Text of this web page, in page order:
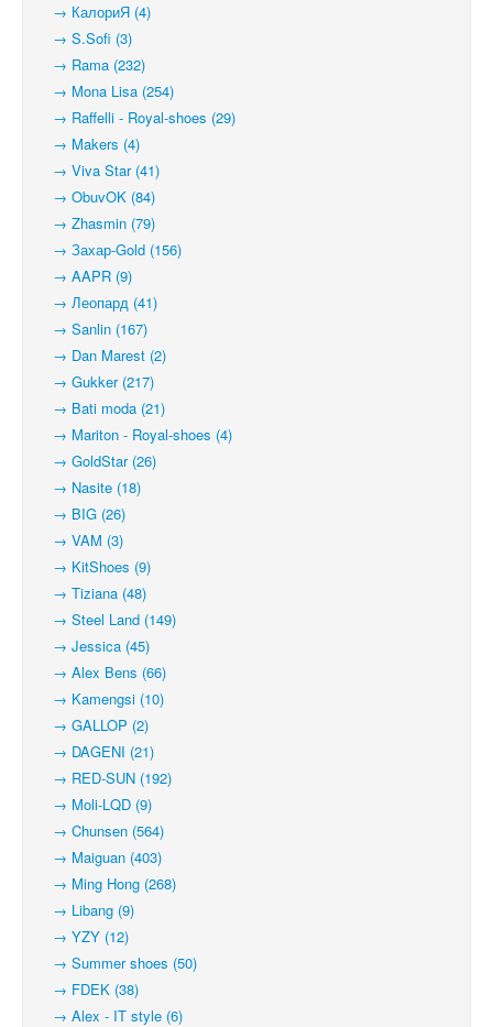
→ КалориЯ (4)
→ S.Sofi (3)
→ Rama (232)
→ Mona Lisa (254)
→ Raffelli - Royal-shoes (29)
→ Makers (4)
→ Viva Star (41)
→ ObuvOK (84)
→ Zhasmin (79)
→ Захар-Gold (156)
→ AAPR (9)
→ Леопард (41)
→ Sanlin (167)
→ Dan Marest (2)
→ Gukker (217)
→ Bati moda (21)
→ Mariton - Royal-shoes (4)
→ GoldStar (26)
→ Nasite (18)
→ BIG (26)
→ VAM (3)
→ KitShoes (9)
→ Tiziana (48)
→ Steel Land (149)
→ Jessica (45)
→ Alex Bens (66)
→ Kamengsi (10)
→ GALLOP (2)
→ DAGENI (21)
→ RED-SUN (192)
→ Moli-LQD (9)
→ Chunsen (564)
→ Maiguan (403)
→ Ming Hong (268)
→ Libang (9)
→ YZY (12)
→ Summer shoes (50)
→ FDEK (38)
→ Alex - IT style (6)